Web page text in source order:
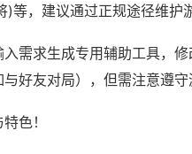
等，建议通过正规途径维护
需求生成专用辅助工具，
好友对局），但需注意遵守
色！